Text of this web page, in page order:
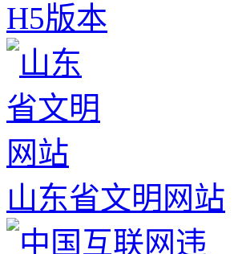
H5版本
山东省文明网站